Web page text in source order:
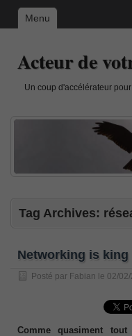
Menu
Acteur de
Un coup d'accélérateur
Tag Archives:
Networking is king
Posté par Fabian le 02/
Comme quasiment